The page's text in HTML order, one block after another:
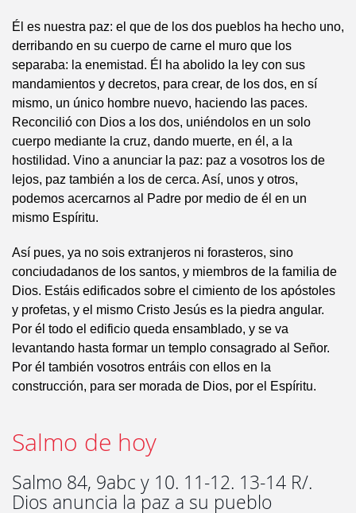
Él es nuestra paz: el que de los dos pueblos ha hecho uno,
derribando en su cuerpo de carne el muro que los
separaba: la enemistad. Él ha abolido la ley con sus
mandamientos y decretos, para crear, de los dos, en sí
mismo, un único hombre nuevo, haciendo las paces.
Reconcilió con Dios a los dos, uniéndolos en un solo
cuerpo mediante la cruz, dando muerte, en él, a la
hostilidad. Vino a anunciar la paz: paz a vosotros los de
lejos, paz también a los de cerca. Así, unos y otros,
podemos acercarnos al Padre por medio de él en un
mismo Espíritu.
Así pues, ya no sois extranjeros ni forasteros, sino
conciudadanos de los santos, y miembros de la familia de
Dios. Estáis edificados sobre el cimiento de los apóstoles
y profetas, y el mismo Cristo Jesús es la piedra angular.
Por él todo el edificio queda ensamblado, y se va
levantando hasta formar un templo consagrado al Señor.
Por él también vosotros entráis con ellos en la
construcción, para ser morada de Dios, por el Espíritu.
Salmo de hoy
Salmo 84, 9abc y 10. 11-12. 13-14 R/.
Dios anuncia la paz a su pueblo